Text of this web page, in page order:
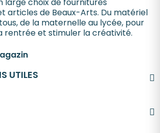
large choix de fournitures
articles de Beaux-Arts. Du matériel
de la maternelle au lycée, pour
rentrée et stimuler la créativité.
UTILES